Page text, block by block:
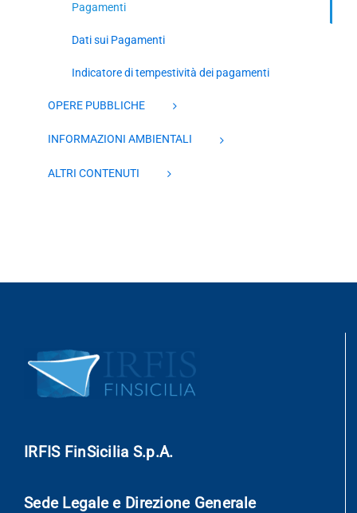
Pagamenti
Dati sui Pagamenti
Indicatore di tempestività dei pagamenti
OPERE PUBBLICHE
INFORMAZIONI AMBIENTALI
ALTRI CONTENUTI
IRFIS FinSicilia S.p.A.
Sede Legale e Direzione Generale